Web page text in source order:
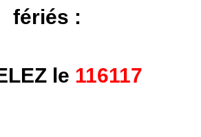
fériés :
le 116117